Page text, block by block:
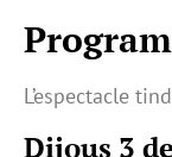
L’espectacle
Dijous 3